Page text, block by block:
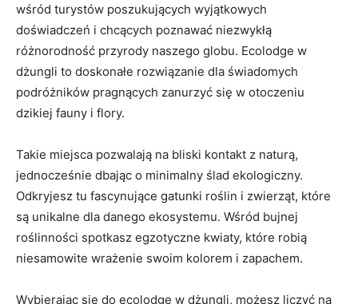
wśród turystów poszukujących wyjątkowych
doświadczeń i chcących poznawać niezwykłą
różnorodność przyrody ‌naszego globu. Ecolodge ‍w
dżungli to doskonałe rozwiązanie dla świadomych
⁤podróżników pragnących zanurzyć się w otoczeniu
dzikiej ​fauny i flory.
Takie miejsca pozwalają ‌na bliski kontakt z naturą,
jednocześnie dbając ⁣o minimalny ślad‌ ekologiczny.
Odkryjesz tu fascynujące gatunki roślin‌ i‍ zwierząt, ⁤które ​
są‌ unikalne dla danego ekosystemu. Wśród bujnej
roślinności spotkasz ⁤egzotyczne kwiaty,‍ które robią
niesamowite wrażenie swoim kolorem i zapachem.
Wybierając się do ecolodge w⁣ dżungli, możesz liczyć na